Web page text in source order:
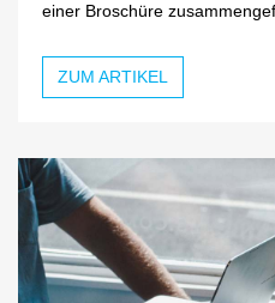
einer Broschüre
ZUM ARTIKEL